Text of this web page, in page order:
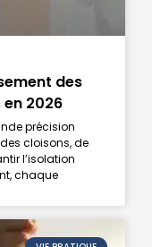
des
2026
précision
cloisons, de
l’isolation
chaque